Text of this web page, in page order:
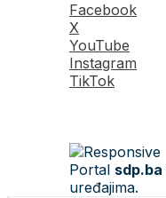
Facebook
X
YouTube
Instagram
TikTok
Portal sdp.ba
uređajima.